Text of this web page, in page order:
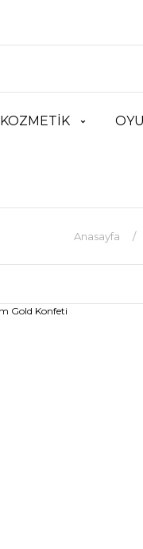
KOZMETİK
Anasayfa